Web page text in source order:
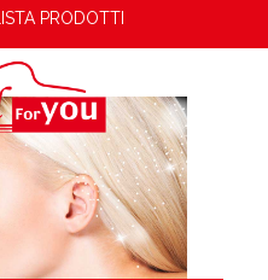
LISTA PRODOTTI